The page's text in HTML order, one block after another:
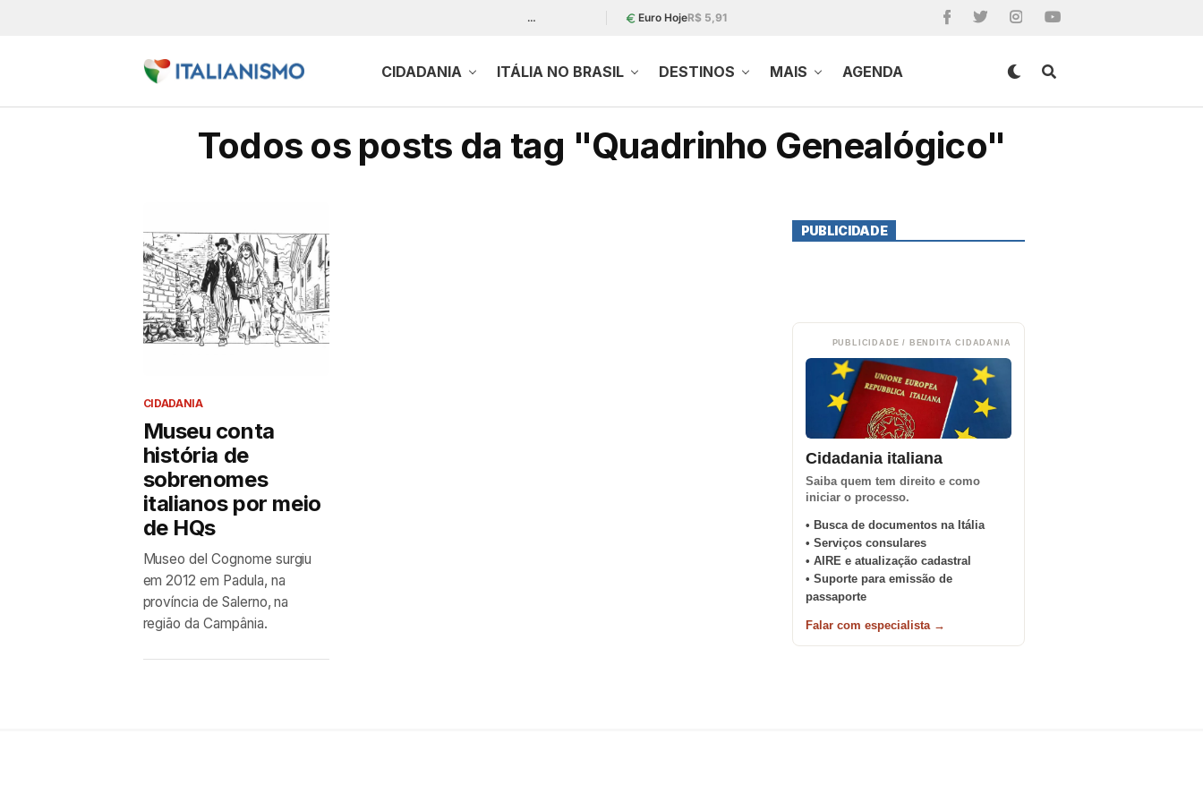
… Euro HojeR$ 5,91
CIDADANIA ITÁLIA NO BRASIL DESTINOS MAIS AGENDA
Todos os posts da tag "Quadrinho Genealógico"
CIDADANIA
Museu conta
história de
sobrenomes
italianos por meio
de HQs
Museo del Cognome surgiu
em 2012 em Padula, na
província de Salerno, na
região da Campânia.
PUBLICIDADE
PUBLICIDADE / BENDITA CIDADANIA
Cidadania italiana
Saiba quem tem direito e como
iniciar o processo.
• Busca de documentos na Itália
• Serviços consulares
• AIRE e atualização cadastral
• Suporte para emissão de
passaporte
Falar com especialista →